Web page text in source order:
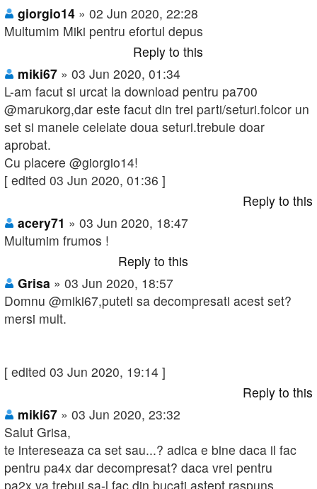
giorgio14 » 02 Jun 2020, 22:28
Multumim Miki pentru efortul depus
Reply to this
miki67 » 03 Jun 2020, 01:34
L-am facut si urcat la download pentru pa700
@marukorg,dar este facut din trei parti/seturi.folcor un
set si manele celelate doua seturi.trebuie doar
aprobat.
Cu placere @giorgio14!
[ edited 03 Jun 2020, 01:36 ]
Reply to this
acery71 » 03 Jun 2020, 18:47
Multumim frumos !
Reply to this
Grisa » 03 Jun 2020, 18:57
Domnu @miki67,puteti sa decompresati acest set?
mersi mult.
[ edited 03 Jun 2020, 19:14 ]
Reply to this
miki67 » 03 Jun 2020, 23:32
Salut Grisa,
te intereseaza ca set sau...? adica e bine daca il fac
pentru pa4x dar decompresat? daca vrei pentru
pa2x,va trebui sa-l fac din bucati.astept raspuns.